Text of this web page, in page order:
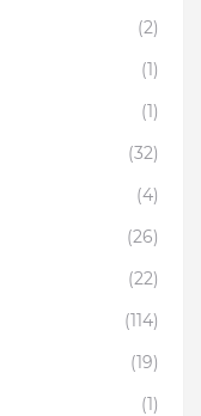
(2)
(1)
(1)
(32)
(4)
(26)
(22)
(114)
(19)
(1)